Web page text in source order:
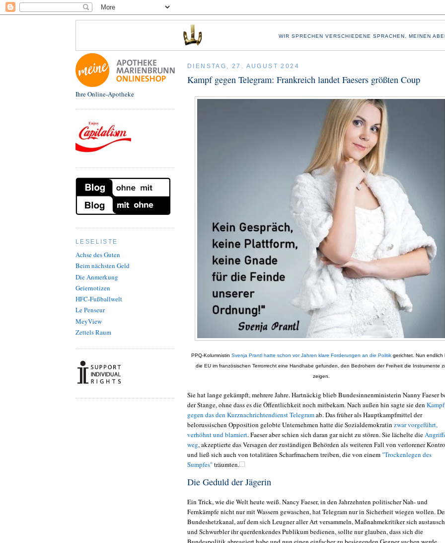
WIR SPRECHEN VERSCHIEDENE SPRACHEN. MEINEN
Ihre Online-Apotheke
LESELISTE
Achse des Guten
Beim nächsten Geld
Die Anmerkung
Geiernotizen
HFC-Fußballwelt
Le Penseur
MeyView
Zettels Raum
DIENSTAG, 27. AUGUST 2024
Kampf gegen Telegram: Frankreich landet Faesers größten Coup
PPQ-Kolumnistin Svenja Prantl hatte schon vor Jahren klare Forderungen an die Politikgerichtet. Nun endlich
die EU im französischen Terrorrecht eine Handhabe gefunden, den Bedrohern der Freiheit die Instrumente
zeigen.
Sie hat lange gekämpft, mehrere Jahre. Hartnäckig blieb Bundesinnenministerin Nanny Faeser
der Stange, ohne dass es die Öffentlichkeit noch mitbekam. Nach außen hin sagte sie den Kampf
gegen das den Kurznachrichtendienst Telegramab. Das früher als Hauptkampfmittel der
belorussischen Opposition gelobte Unternehmen hatte die Sozialdemokratin zwar vorgeführt,
verhöhnt und blamiert. Faeser aber schien sich daran gar nicht zu stören. Sie lächelte die
weg, akzeptierte das Versagen der zuständigen Behörden als weiteren Fall von verlorener
und ließ sich auch von totalitären Scharfmachern treiben, die von einem "Trockenlegen des
Sumpfes"träumten.
Die Geduld der Jägerin
Ein Trick, wie die Welt heute weiß. Nancy Faeser, in den Jahrzehnten politischer Nah- und
Fernkämpfe nicht nur mit Wassern gewaschen, hat Telegram nur in Sicherheit wiegen wollen.
Bundeshetzkanal, auf dem sich Leugner aller Art versammeln, Maßnahmekritiker sich
und Schwurbler ihr querdenkendes Publikum bedienen, sollte nur glauben, dass sich die